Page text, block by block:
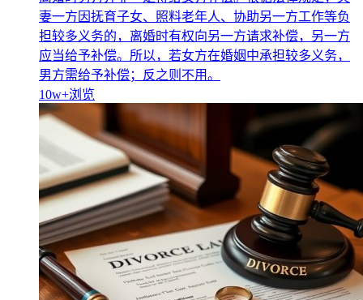
妻一方因抚育子女、照料老年人、协助另一方工作等负
担较多义务的，离婚时有权向另一方请求补偿，另一方
应当给予补偿。所以，若女方在婚姻中承担较多义务，
男方需给予补偿；反之则不用。
10w+浏览